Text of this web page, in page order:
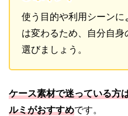
使う目的や利用シーン
は変わるため、自分自
選びましょう。
ケース素材で迷っている方
ルミがおすすめです。